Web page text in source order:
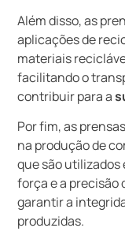
Além disso, as
aplicações de
materiais
facilitando o
contribuir para a
Por fim, as
na produção de
que são
força e a precisão
garantir a
produzidas.